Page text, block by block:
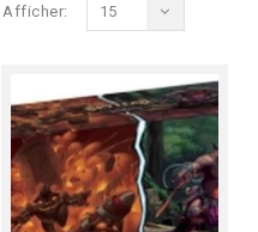
Afficher: 15